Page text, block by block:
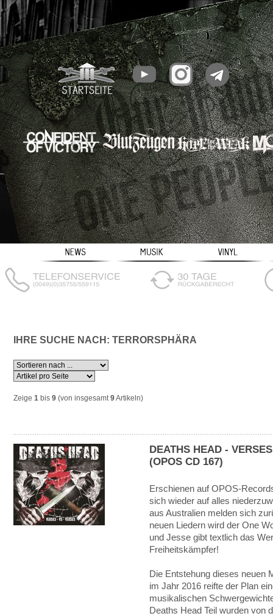
IHRE SUCHE NACH: TERRORSPHÄRA
Zeige 1 bis 9 (von insgesamt9Artikeln)
DEATHS HEAD -
(OPOS CD 167)
Erschienen auf OPOS-
sich wieder auf alles
aus Australien melden sich
neuen Liedern wird der One
und Jesse gibt textlich das
Freiheitskämpfer!
Die Entstehung dieses neuen
im Jahr 2016 reifte der Plan
musikalischen
Deaths Head Teil wurden von